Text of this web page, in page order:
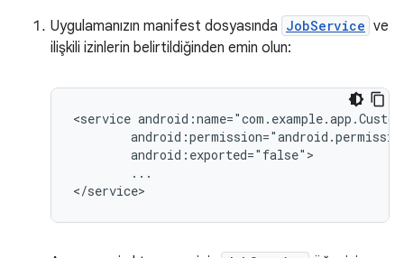
Uygulamanızın manifest dosyasında JobService ve
ilişkili izinlerin belirtildiğinden emin olun:
<service
...